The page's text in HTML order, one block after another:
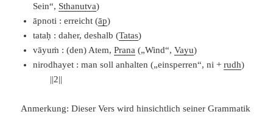
Sein“, Sthanutva)
āpnoti : erreicht (āp)
tataḥ : daher, deshalb (Tatas)
vāyuṁ : (den) Atem,Prana („Wind“,Vayu)
nirodhayet : man soll anhalten („einsperren“, ni +rudh)
||2||
Anmerkung: Dieser Vers wird hinsichtlich seiner Grammatik